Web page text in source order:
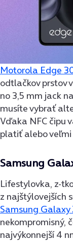
Motorola Edge
odtlačkov prstov
no 3,5 mm jack
musíte vybrať
Vďaka NFC čipu
platiť alebo
Samsung
Lifestylovka, z-
z najštýlovejších
Samsung Galaxy
nekompromisný,
najvýkonnejší 4